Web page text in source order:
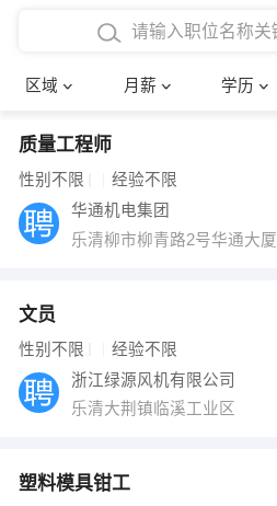
区域 月薪 学历
4000-5000元
8000-12000元
12000-20000元
博士
文员
财务会计
网络IT
快递员
收银员
确定
质量工程师
性别不限 经验不限
华通机电集团
乐清柳市柳青路2号华通大厦
文员
性别不限 经验不限
浙江绿源风机有限公司
乐清大荆镇临溪工业区
塑料模具钳工